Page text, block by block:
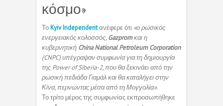
κόσμο»
Το Kyiv Independentανέφερε ότι «ο ρωσικός
ενεργειακός κολοσσός,Gazpromκαι η
κυβερνητική China National Petroleum Corporation
(CNPC) υπέγραψαν συμφωνία για τη δημιουργία
της Power of Siberia-2, που θα ξεκινάει από την
ρωσική πεδιάδα Γιαμάλ και θα καταλήγει στην
Κίνα, περνώντας μέσα από τη Μογγολία».
Το τρίτο μέρος της συμφωνίας εκπροσωπήθηκε